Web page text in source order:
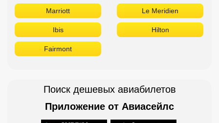
Marriott Le Meridien
Ibis Hilton
Fairmont
Поиск дешевых авиабилетов
Приложение от Авиасейлс